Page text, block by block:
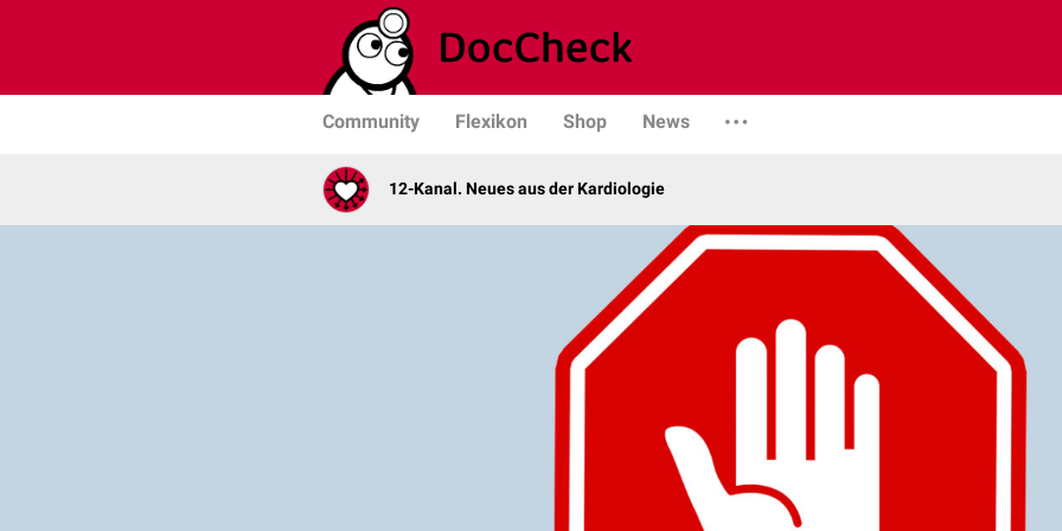
Community Flexikon Shop News
12-Kanal. Neues aus der Kardiologie